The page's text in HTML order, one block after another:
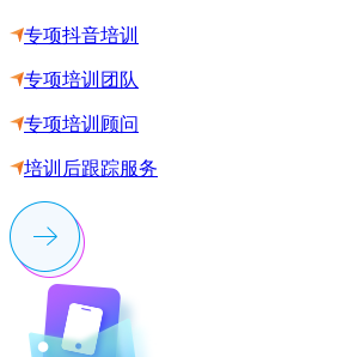
专项抖音培训
专项培训团队
专项培训顾问
培训后跟踪服务